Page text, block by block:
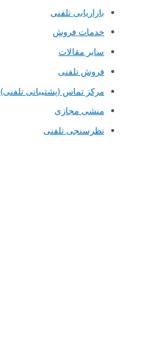
بازاریابی تلفنی
خدمات فروش
سایر مقالات
فروش تلفنی
مرکز تماس (پشتیبانی تلفنی)
منشی مجازی
نظرسنجی تلفنی